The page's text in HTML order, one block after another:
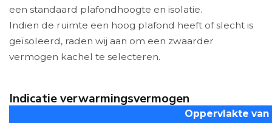
een standaard plafondhoogte en isolatie.
Indien de ruimte een hoog plafond heeft of slecht is
geïsoleerd, raden wij aan om een zwaarder
vermogen kachel te selecteren.
Indicatie verwarmingsvermogen
Oppervlakte van